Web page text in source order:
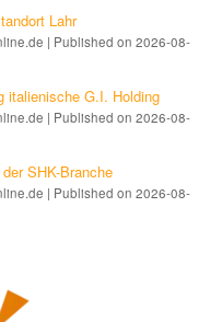
Lahr
Published on 2026-08-
italienische G.I. Holding
Published on 2026-08-
SHK-Branche
Published on 2026-08-